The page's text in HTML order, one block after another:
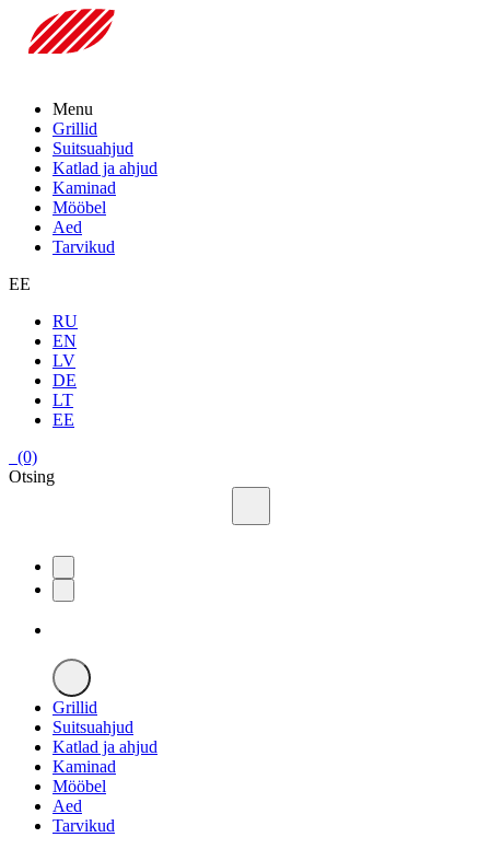
Menu
Grillid
Suitsuahjud
Katlad ja ahjud
Kaminad
Mööbel
Aed
Tarvikud
EE
RU
EN
LV
DE
LT
EE
(0)
Otsing
Grillid
Suitsuahjud
Katlad ja ahjud
Kaminad
Mööbel
Aed
Tarvikud